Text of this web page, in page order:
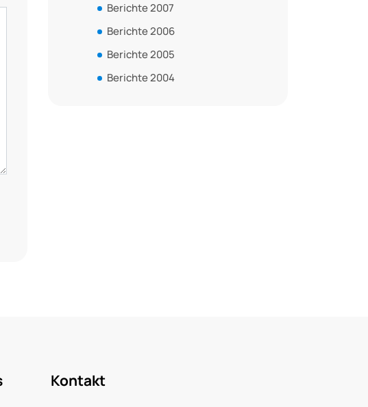
Berichte 2007
Berichte 2006
Berichte 2005
Berichte 2004
Kontakt